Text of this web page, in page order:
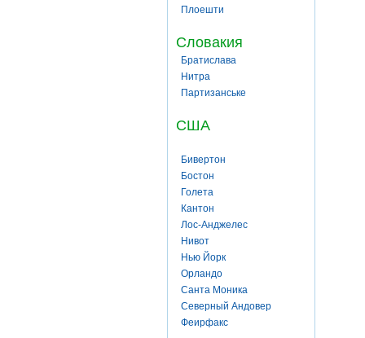
Плоешти
Словакия
Братислава
Нитра
Партизанське
США
Бивертон
Бостон
Голета
Кантон
Лос-Анджелес
Нивот
Нью Йорк
Орландо
Санта Моника
Северный Андовер
Феирфакс